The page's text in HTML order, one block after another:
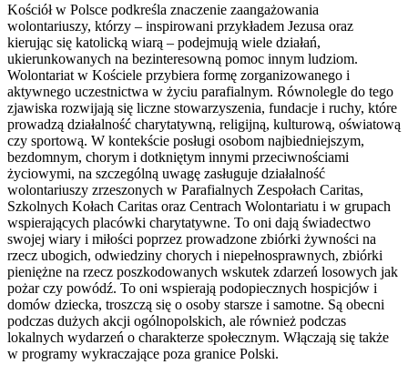
Kościół w Polsce podkreśla znaczenie zaangażowania
wolontariuszy, którzy – inspirowani przykładem Jezusa oraz
kierując się katolicką wiarą – podejmują wiele działań,
ukierunkowanych na bezinteresowną pomoc innym ludziom.
Wolontariat w Kościele przybiera formę zorganizowanego i
aktywnego uczestnictwa w życiu parafialnym. Równolegle do tego
zjawiska rozwijają się liczne stowarzyszenia, fundacje i ruchy, które
prowadzą działalność charytatywną, religijną, kulturową, oświatową
czy sportową. W kontekście posługi osobom najbiedniejszym,
bezdomnym, chorym i dotkniętym innymi przeciwnościami
życiowymi, na szczególną uwagę zasługuje działalność
wolontariuszy zrzeszonych w Parafialnych Zespołach Caritas,
Szkolnych Kołach Caritas oraz Centrach Wolontariatu i w grupach
wspierających placówki charytatywne. To oni dają świadectwo
swojej wiary i miłości poprzez prowadzone zbiórki żywności na
rzecz ubogich, odwiedziny chorych i niepełnosprawnych, zbiórki
pieniężne na rzecz poszkodowanych wskutek zdarzeń losowych jak
pożar czy powódź. To oni wspierają podopiecznych hospicjów i
domów dziecka, troszczą się o osoby starsze i samotne. Są obecni
podczas dużych akcji ogólnopolskich, ale również podczas
lokalnych wydarzeń o charakterze społecznym. Włączają się także
w programy wykraczające poza granice Polski.